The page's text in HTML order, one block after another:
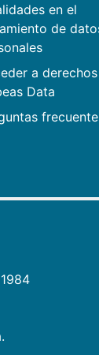
en el
de
a derechos
Data